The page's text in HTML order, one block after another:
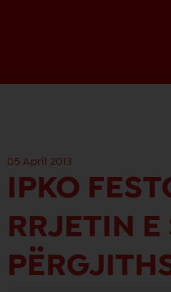
05 April 2013
IPKO
RRJETIN